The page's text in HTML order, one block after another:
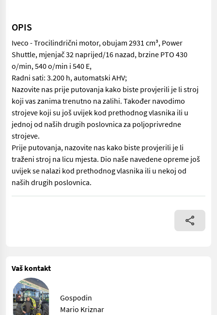
OPIS
Iveco - Trocilindrični motor, obujam 2931 cm³, Power
Shuttle, mjenjač 32 naprijed/16 nazad, brzine PTO 430
o/min, 540 o/min i 540 E,
Radni sati: 3.200 h, automatski AHV;
Nazovite nas prije putovanja kako biste provjerili je li stroj
koji vas zanima trenutno na zalihi. Također navodimo
strojeve koji su još uvijek kod prethodnog vlasnika ili u
jednoj od naših drugih poslovnica za poljoprivredne
strojeve.
Prije putovanja, nazovite nas kako biste provjerili je li
traženi stroj na licu mjesta. Dio naše navedene opreme još
uvijek se nalazi kod prethodnog vlasnika ili u nekoj od
naših drugih poslovnica.
Iveco - Trocilindrični motor, obujam 2931 cm³, Power
Vaš kontakt
Gospodin
Mario Kriznar